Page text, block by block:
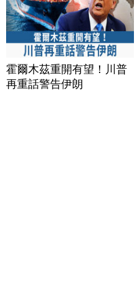
霍爾木茲重開有望！川普
再重話警告伊朗